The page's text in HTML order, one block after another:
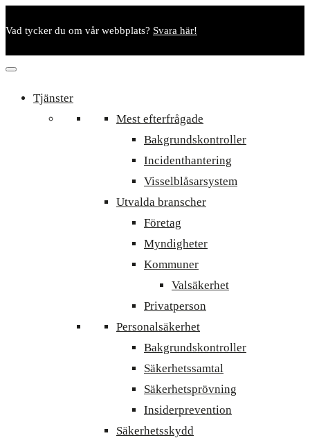
Vad tycker du om vår webbplats? Svara här!
Tjänster
Mest efterfrågade
Bakgrundskontroller
Incidenthantering
Visselblåsarsystem
Utvalda branscher
Företag
Myndigheter
Kommuner
Valsäkerhet
Privatperson
Personalsäkerhet
Bakgrundskontroller
Säkerhetssamtal
Säkerhetsprövning
Insiderprevention
Säkerhetsskydd